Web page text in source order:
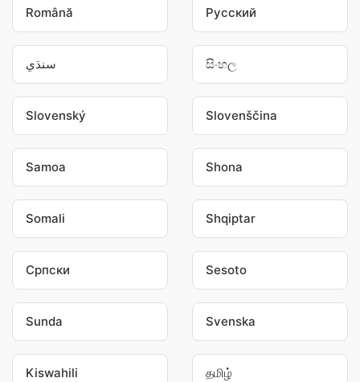
Română Pусский
سنڌي සිංහල
Slovenský Slovenščina
Samoa Shona
Somali Shqiptar
Српски Sesoto
Sunda Svenska
Kiswahili தமிழ்